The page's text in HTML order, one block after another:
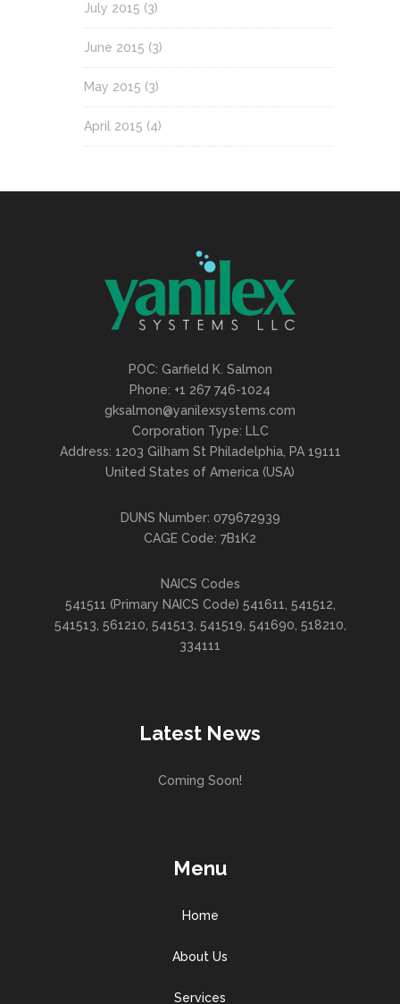
July 2015 (3)
June 2015 (3)
May 2015 (3)
April 2015 (4)
POC: Garfield K. Salmon
Phone: +1 267 746-1024
gksalmon@yanilexsystems.com
Corporation Type: LLC
Address: 1203 Gilham St Philadelphia, PA 19111
United States of America (USA)
DUNS Number: 079672939
CAGE Code: 7B1K2
NAICS Codes
541511 (Primary NAICS Code) 541611, 541512,
541513, 561210, 541513, 541519, 541690, 518210,
334111
Latest News
Coming Soon!
Menu
Home
About Us
Services